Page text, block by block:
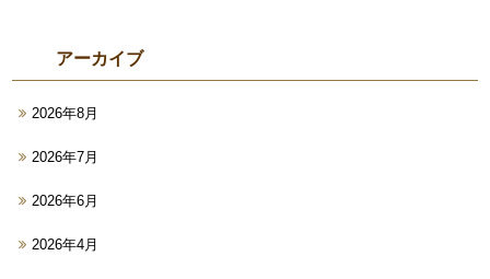
アーカイブ
2026年8月
2026年7月
2026年6月
2026年4月